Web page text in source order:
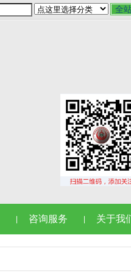
咨询服务 关于我